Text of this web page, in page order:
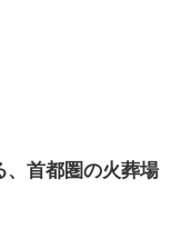
、首都圏の火葬場